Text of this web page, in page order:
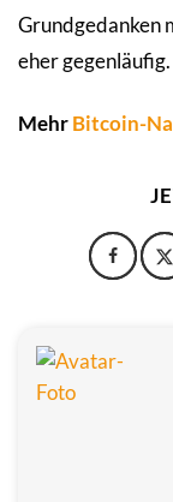
Grundgedanken
eher gegenläufig.
MehrBitcoin-